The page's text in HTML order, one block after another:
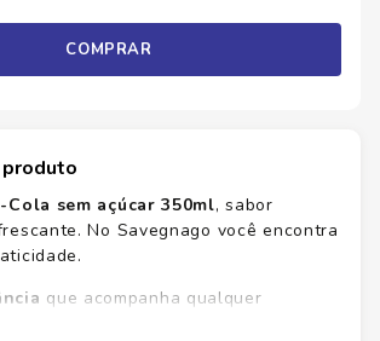
COMPRAR
Cola sem açúcar 350ml, sabor
No Savegnago você encontra
que acompanha qualquer